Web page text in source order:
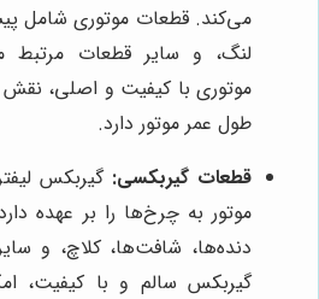
می‌کند. قطعات موتوری شامل
لنگ، و سایر قطعات مرتبط
موتوری با کیفیت و اصلی، نقش
طول عمر موتور دارد.
قطعات گیربکسی: گیربکس
موتور به چرخ‌ها را بر عهده
دنده‌ها، شافت‌ها، کلاچ، و
گیربکس سالم و با کیفیت،